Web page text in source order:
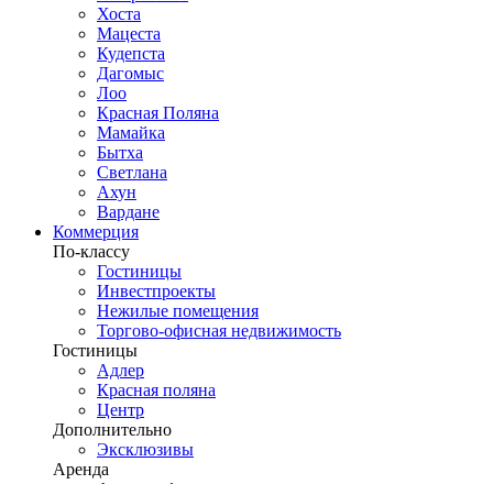
Хоста
Мацеста
Кудепста
Дагомыс
Лоо
Красная Поляна
Мамайка
Бытха
Светлана
Ахун
Вардане
Коммерция
По-классу
Гостиницы
Инвестпроекты
Нежилые помещения
Торгово-офисная недвижимость
Гостиницы
Адлер
Красная поляна
Центр
Дополнительно
Эксклюзивы
Аренда